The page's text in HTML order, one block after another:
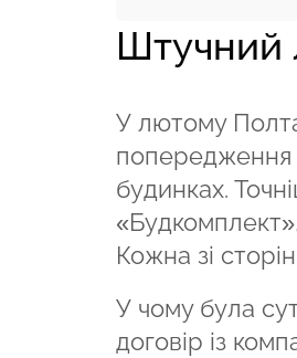
Штучний
У лютому
попередження
будинках.
Кожна зі
У чому була
договір із